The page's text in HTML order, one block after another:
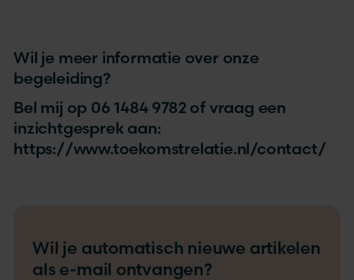
Wil je meer informatie over onze
begeleiding?
Bel mij op 06 1484 9782 of vraag een
inzichtgesprek aan:
https://www.toekomstrelatie.nl/contact/
Wil je automatisch nieuwe artikelen
als e-mail ontvangen?